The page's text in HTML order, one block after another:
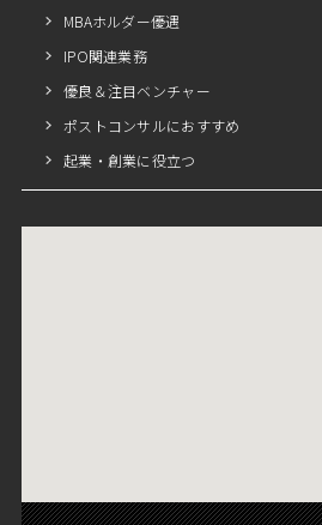
MBAホルダー優遇
IPO関連業務
優良＆注目ベンチャー
ポストコンサルにおすすめ
起業・創業に役立つ